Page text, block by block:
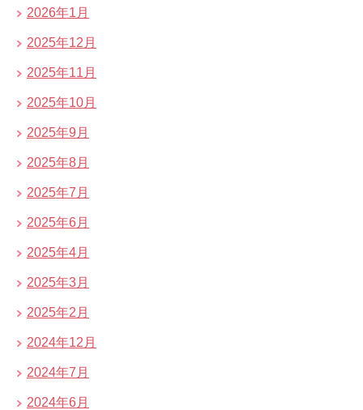
2026年1月
2025年12月
2025年11月
2025年10月
2025年9月
2025年8月
2025年7月
2025年6月
2025年4月
2025年3月
2025年2月
2024年12月
2024年7月
2024年6月